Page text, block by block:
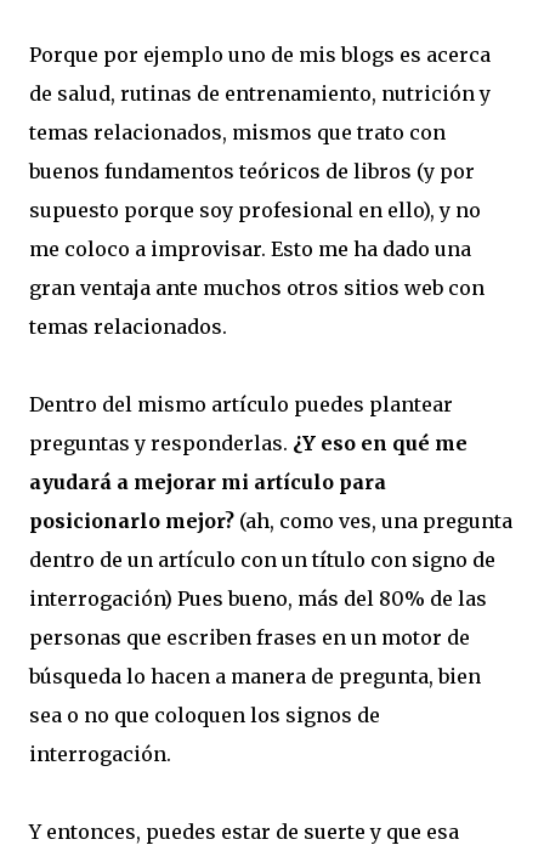
Porque por ejemplo uno de mis blogs es acerca
de salud, rutinas de entrenamiento, nutrición y
temas relacionados, mismos que trato con
buenos fundamentos teóricos de libros (y por
supuesto porque soy profesional en ello), y no
me coloco a improvisar. Esto me ha dado una
gran ventaja ante muchos otros sitios web con
temas relacionados.
Dentro del mismo artículo puedes plantear
preguntas y responderlas. ¿Y eso en qué me
ayudará a mejorar mi artículo para
posicionarlo mejor? (ah, como ves, una pregunta
dentro de un artículo con un título con signo de
interrogación) Pues bueno, más del 80% de las
personas que escriben frases en un motor de
búsqueda lo hacen a manera de pregunta, bien
sea o no que coloquen los signos de
interrogación.
Y entonces, puedes estar de suerte y que esa